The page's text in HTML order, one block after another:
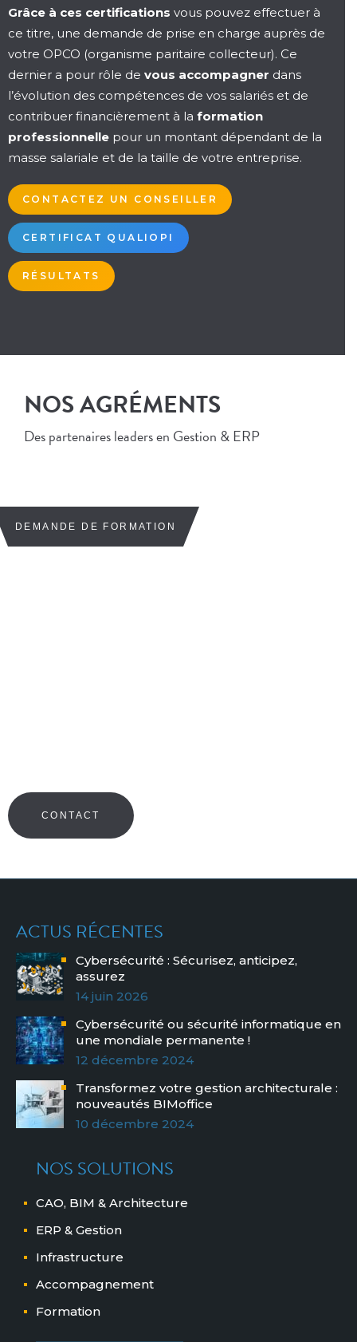
Grâce à ces certifications vous pouvez effectuer à
ce titre, une demande de prise en charge auprès de
votre OPCO (organisme paritaire collecteur). Ce
dernier a pour rôle de vous accompagner dans
l’évolution des compétences de vos salariés et de
contribuer financièrement à la formation
professionnelle pour un montant dépendant de la
masse salariale et de la taille de votre entreprise.
CONTACTEZ UN CONSEILLER
CERTIFICAT QUALIOPI
RÉSULTATS
NOS AGRÉMENTS
Des partenaires leaders en Gestion & ERP
DEMANDE DE FORMATION
CONTACT
ACTUS RÉCENTES
Cybersécurité : Sécurisez, anticipez,
assurez
14 juin 2026
Cybersécurité ou sécurité informatique en
une mondiale permanente !
12 décembre 2024
Transformez votre gestion architecturale :
nouveautés BIMoffice
10 décembre 2024
NOS SOLUTIONS
CAO, BIM & Architecture
ERP & Gestion
Infrastructure
Accompagnement
Formation